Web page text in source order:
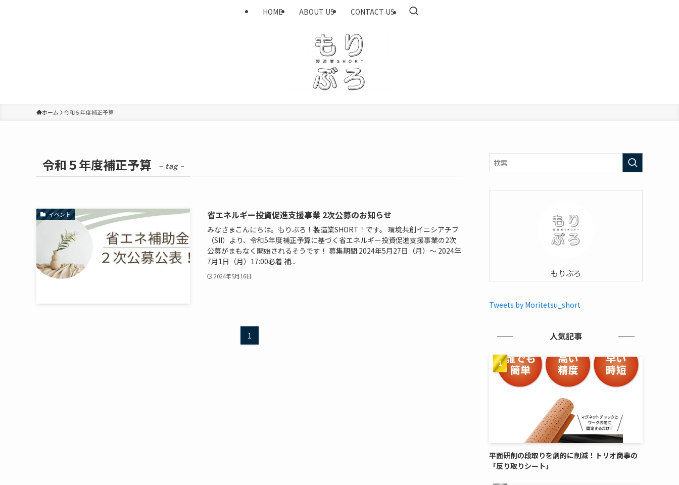
HOME ABOUT US CONTACT US
ホーム 令和５年度補正予算
令和５年度補正予算 – tag –
イベント 省エネルギー投資促進支援事業 2次公募のお知らせ
みなさまこんにちは。もりぶろ！製造業SHORT！です。 環境共創イニシアチブ
（SII）より、令和5年度補正予算に基づく省エネルギー投資促進支援事業の2次
公募がまもなく開始されるそうです！ 募集期間:2024年5月27日（月）～ 2024年
7月1日（月）17:00必着 補...
2024年5月16日
1
もりぶろ
Tweets by Moritetsu_short
人気記事
平面研削の段取りを劇的に削減！トリオ商事の
「反り取りシート」